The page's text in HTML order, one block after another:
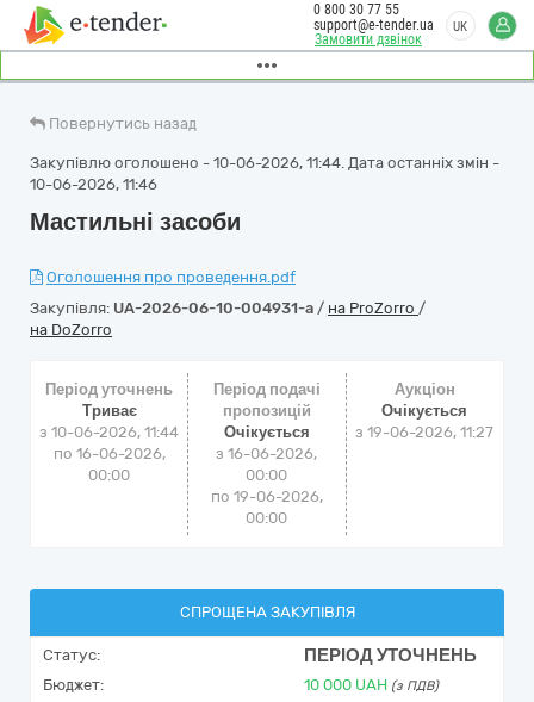
Замовити дзвінок
0 800 30 77 55
support@e-tender.ua
UK
Повернутись назад
Закупівлю оголошено - 10-06-2026, 11:44. Дата останніх змін -
10-06-2026, 11:46
Мастильні засоби
Оголошення про проведення.pdf
Закупівля: UA-2026-06-10-004931-a / на ProZorro /
на DoZorro
Період уточнень
Триває
з 10-06-2026, 11:44
по 16-06-2026,
00:00
Період подачі
пропозицій
Очікується
з 16-06-2026,
00:00
по 19-06-2026,
00:00
Аукціон
Очікується
з19-06-2026, 11:27
СПРОЩЕНА ЗАКУПІВЛЯ
Статус: ПЕРІОД УТОЧНЕНЬ
Бюджет: 10 000 UAH (з ПДВ)